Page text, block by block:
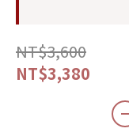
NT$3,600
NT$3,380